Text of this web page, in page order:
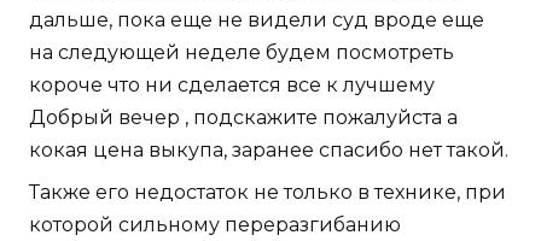
дальше, пока еще не видели суд вроде еще
на следующей неделе будем посмотреть
короче что ни сделается все к лучшему
Добрый вечер , подскажите пожалуйста а
кокая цена выкупа, заранее спасибо нет такой.
Также его недостаток не только в технике, при
которой сильному переразгибанию